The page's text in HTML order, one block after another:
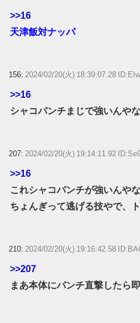
>>16
天津飯対ナッパ
156: 2024/02/20(火) 18:39:07.28
>>16
シャコパンチまじで強いんやな
207: 2024/02/20(火) 19:14:11.92
>>16
これシャコパンチが強いんや
ちょんぎって逃げる技やで、
210: 2024/02/20(火) 19:16:42.58
>>207
まあ本体にパンチ直撃したら